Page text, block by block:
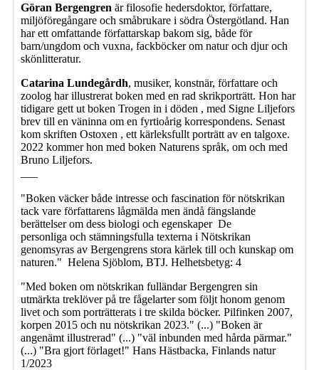
Göran Bergengren är filosofie hedersdoktor, författare,
miljöföregångare och småbrukare i södra Östergötland. Han
har ett omfattande författarskap bakom sig, både för
barn/ungdom och vuxna, fackböcker om natur och djur och
skönlitteratur.
Catarina Lundegårdh, musiker, konstnär, författare och
zoolog har illustrerat boken med en rad skrikporträtt. Hon har
tidigare gett ut boken Trogen in i döden , med Signe Liljefors
brev till en väninna om en fyrtioårig korrespondens. Senast
kom skriften Ostoxen , ett kärleksfullt porträtt av en talgoxe.
2022 kommer hon med boken Naturens språk, om och med
Bruno Liljefors.
"Boken väcker både intresse och fascination för nötskrikan
tack vare författarens lågmälda men ändå fängslande
berättelser om dess biologi och egenskaper De
personliga och stämningsfulla texterna i Nötskrikan
genomsyras av Bergengrens stora kärlek till och kunskap om
naturen." Helena Sjöblom, BTJ. Helhetsbetyg: 4
"Med boken om nötskrikan fulländar Bergengren sin
utmärkta treklöver på tre fågelarter som följt honom genom
livet och som porträtterats i tre skilda böcker. Pilfinken 2007,
korpen 2015 och nu nötskrikan 2023." (...) "Boken är
angenämt illustrerad" (...) "väl inbunden med hårda pärmar."
(...) "Bra gjort förlaget!" Hans Hästbacka, Finlands natur
1/2023